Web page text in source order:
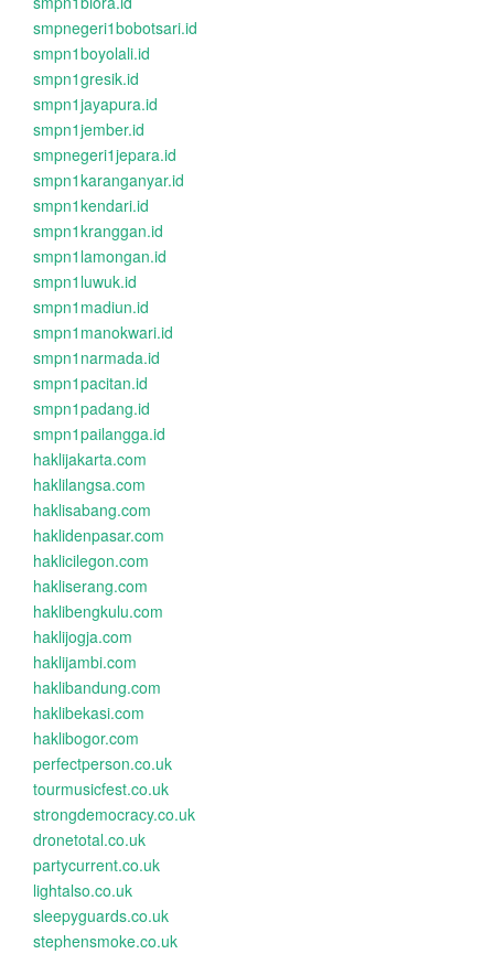
smpnegeri1bobotsari.id
smpn1boyolali.id
smpn1gresik.id
smpn1jayapura.id
smpn1jember.id
smpnegeri1jepara.id
smpn1karanganyar.id
smpn1kendari.id
smpn1kranggan.id
smpn1lamongan.id
smpn1luwuk.id
smpn1madiun.id
smpn1manokwari.id
smpn1narmada.id
smpn1pacitan.id
smpn1padang.id
smpn1pailangga.id
haklijakarta.com
haklilangsa.com
haklisabang.com
haklidenpasar.com
haklicilegon.com
hakliserang.com
haklibengkulu.com
haklijogja.com
haklijambi.com
haklibandung.com
haklibekasi.com
haklibogor.com
perfectperson.co.uk
tourmusicfest.co.uk
strongdemocracy.co.uk
dronetotal.co.uk
partycurrent.co.uk
lightalso.co.uk
sleepyguards.co.uk
stephensmoke.co.uk